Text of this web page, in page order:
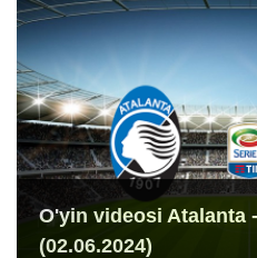
O'yin videosi Atalanta
(02.06.2024)